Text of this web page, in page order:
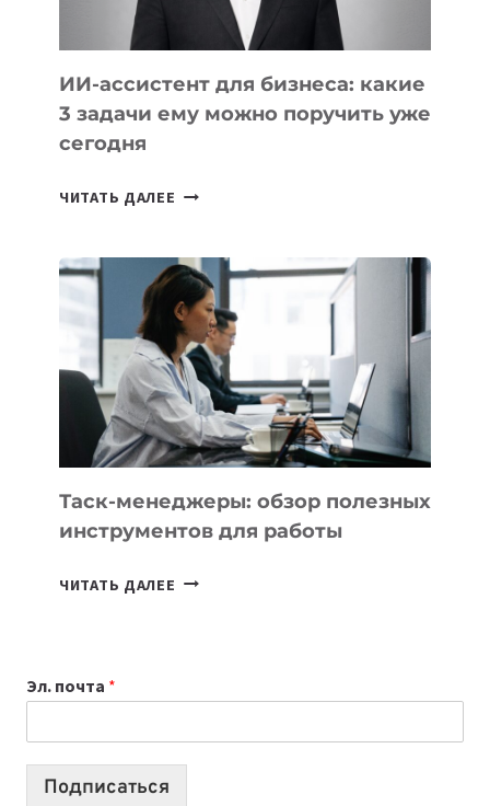
ИИ-ассистент для бизнеса: какие
3 задачи ему можно поручить уже
сегодня
ЧИТАТЬ ДАЛЕЕ ИИ-
БИЗНЕСА:
КАКИЕ
3
ЗАДАЧИ
ЕМУ
МОЖНО
ПОРУЧИТЬ
УЖЕ
Таск-менеджеры: обзор полезных
инструментов для работы
ЧИТАТЬ ДАЛЕЕ ТАСК-
РАБОТЫ
Эл. почта *
Подписаться